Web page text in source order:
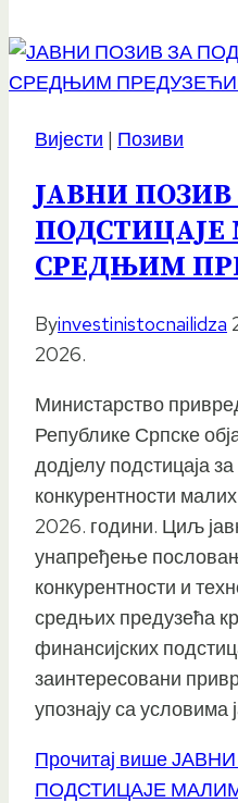
Вијести | Позиви
ЈАВНИ ПОЗИВ
СРЕДЊИМ
Byinvestinistocnailidza
2026.
Министарство
Републике Српске
дод‌јелу подстицаја
конкурентности
2026. години. Циљ
унапређење
конкурентности и
средњих предузећа
финансијских
заинтересовани
упознају са условима
Прочитај више
ПОДСТИЦАЈЕ